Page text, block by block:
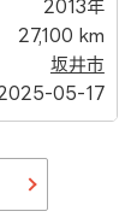
2015年
153,000 km
坂井市
03-13